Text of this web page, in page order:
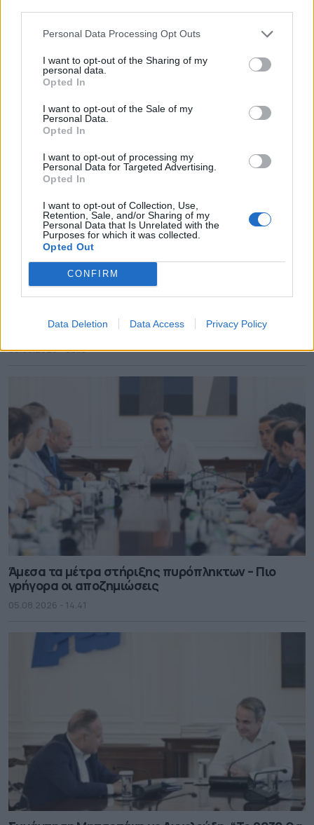
Personal Data Processing Opt Outs
I want to opt-out of the Sharing of my
personal data.
Opted In
I want to opt-out of the Sale of my
Personal Data.
Opted In
I want to opt-out of processing my
Personal Data for Targeted Advertising.
Opted In
I want to opt-out of Collection, Use,
Retention, Sale, and/or Sharing of my
Personal Data that Is Unrelated with the
Purposes for which it was collected.
Opted Out
CONFIRM
Data Deletion Data Access Privacy Policy
Πλούσιος ο απολογισμός του Δημοτικού Ωδείου
Φυλής
Πολύ υψηλός ο κίνδυνος πυρκαγιάς και σήμερα
στην Αττική
06.08.2026 - 08.15
Άμεσα τα μέτρα στήριξης πυρόπληκτων – Πιο
γρήγορα οι αποζημιώσεις
05.08.2026 - 14.41